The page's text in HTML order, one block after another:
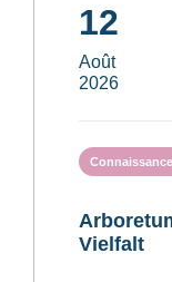
12
Août
2026
Vielfalt